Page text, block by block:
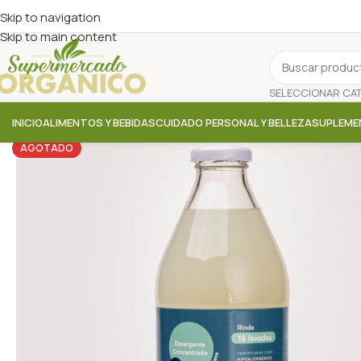
Skip to navigation
Skip to main content
INICIOALIMENTOS Y BEBIDASCUIDADO PERSONAL Y BELLEZA
AGOTADO